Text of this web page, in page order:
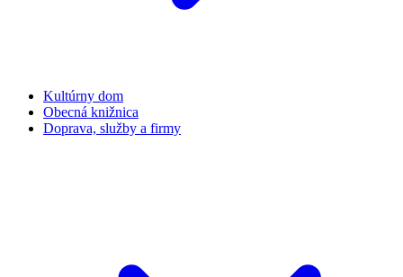
Kultúrny dom
Obecná knižnica
Doprava, služby a firmy